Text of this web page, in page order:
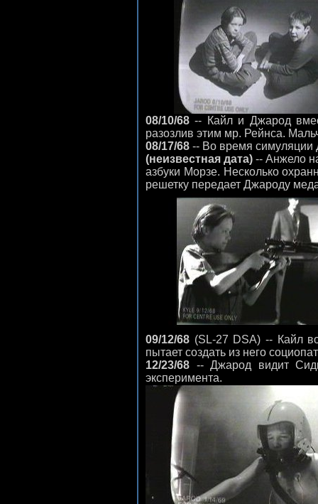
08/10/68 -- Кайл и Джарод
разозлив этим мр. Рейнса.
08/17/68 -- Во время симуляции
(неизвестная дата) -- Анжело
азбуки Морзе. Несколько
решетку передает Джароду
09/12/68 (SL-27 DSA) -- Кайл
пытает создать из него
12/23/68 -- Джарод видит
эксперимента.